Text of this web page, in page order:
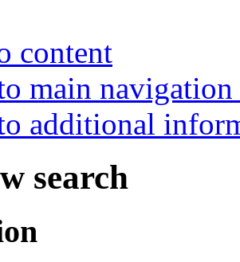
content
main
additional
search